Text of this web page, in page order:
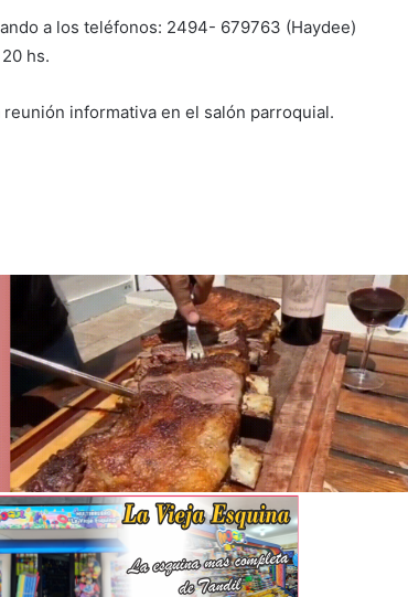
a los teléfonos: 2494- 679763 (Haydee)
hs.
informativa en el salón parroquial.